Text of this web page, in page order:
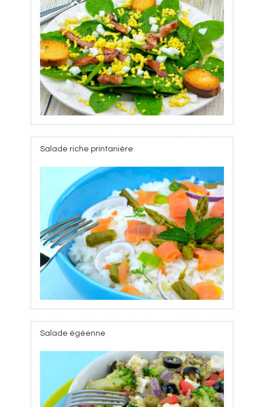
Salade riche printanière
Salade égéenne